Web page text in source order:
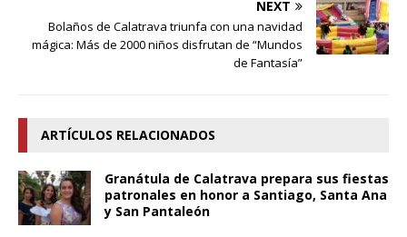
NEXT
Bolaños de Calatrava triunfa con una navidad
mágica: Más de 2000 niños disfrutan de “Mundos
de Fantasía”
ARTÍCULOS RELACIONADOS
Granátula de Calatrava prepara sus fiestas
patronales en honor a Santiago, Santa Ana
y San Pantaleón